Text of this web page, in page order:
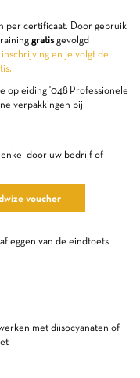
per certificaat. Door gebruik
gratisgevolgd
en je volgt de
opleiding '048 Professionele
verpakkingen bij
door uw bedrijf of
voucher
van de eindtoets
met diisocyanaten of